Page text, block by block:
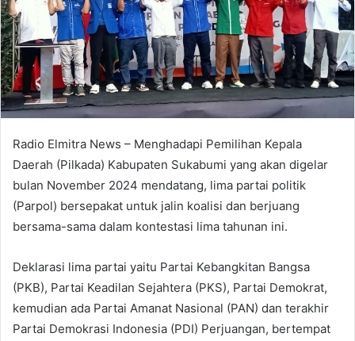
Radio Elmitra News – Menghadapi Pemilihan Kepala
Daerah (Pilkada) Kabupaten Sukabumi yang akan digelar
bulan November 2024 mendatang, lima partai politik
(Parpol) bersepakat untuk jalin koalisi dan berjuang
bersama-sama dalam kontestasi lima tahunan ini.
Deklarasi lima partai yaitu Partai Kebangkitan Bangsa
(PKB), Partai Keadilan Sejahtera (PKS), Partai Demokrat,
kemudian ada Partai Amanat Nasional (PAN) dan terakhir
Partai Demokrasi Indonesia (PDI) Perjuangan, bertempat